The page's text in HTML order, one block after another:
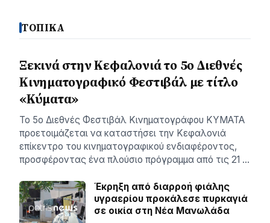
ΤΟΠΙΚΑ
Ξεκινά στην Κεφαλονιά το 5ο Διεθνές
Κινηματογραφικό Φεστιβάλ με τίτλο
«Κύματα»
Το 5ο Διεθνές Φεστιβάλ Κινηματογράφου ΚΥΜΑΤΑ
προετοιμάζεται να καταστήσει την Κεφαλονιά
επίκεντρο του κινηματογραφικού ενδιαφέροντος,
προσφέροντας ένα πλούσιο πρόγραμμα από τις 21 …
Έκρηξη από διαρροή φιάλης
υγραερίου προκάλεσε πυρκαγιά
σε οικία στη Νέα Μανωλάδα